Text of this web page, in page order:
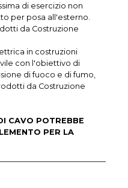
di esercizio non
per posa all'esterno.
da Costruzione
in costruzioni
con l'obiettivo di
di fuoco e di fumo,
da Costruzione
CAVO POTREBBE
PER LA